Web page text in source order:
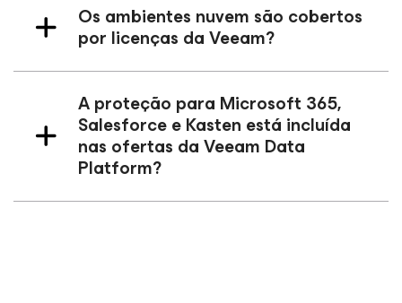
Os ambientes nuvem são cobertos
por licenças da Veeam?
A proteção para Microsoft 365,
Salesforce e Kasten está incluída
nas ofertas da Veeam Data
Platform?